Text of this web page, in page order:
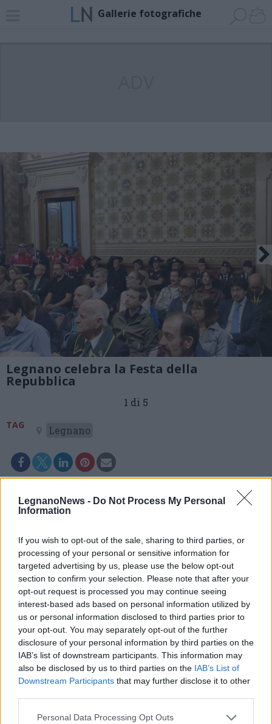
LegnanoNews - Do Not Process My Personal
Information
If you wish to opt-out of the sale, sharing to third parties, or
processing of your personal or sensitive information for
targeted advertising by us, please use the below opt-out
section to confirm your selection. Please note that after your
opt-out request is processed you may continue seeing
interest-based ads based on personal information utilized by
us or personal information disclosed to third parties prior to
your opt-out. You may separately opt-out of the further
disclosure of your personal information by third parties on the
IAB’s list of downstream participants. This information may
also be disclosed by us to third parties on the IAB’s List of
Downstream Participants that may further disclose it to other
Personal Data Processing Opt Outs
Gallerie fotografiche
Legnano celebra la Festa della
Repubblica
1 di 5
TAG Legnano
Commenti
articolo.